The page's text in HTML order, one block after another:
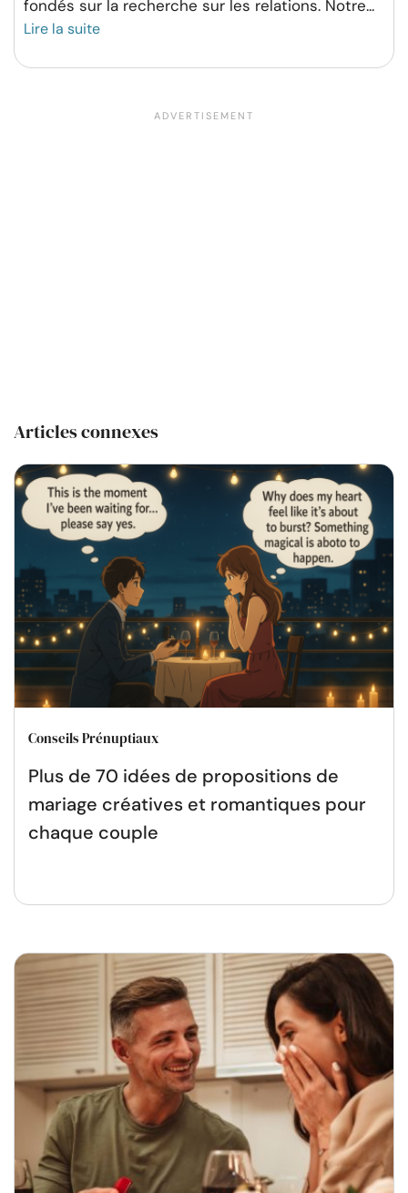
fondés sur la recherche sur les relations. Notre...
Lire la suite
Articles connexes
Conseils Prénuptiaux
Plus de 70 idées de propositions de
mariage créatives et romantiques pour
chaque couple